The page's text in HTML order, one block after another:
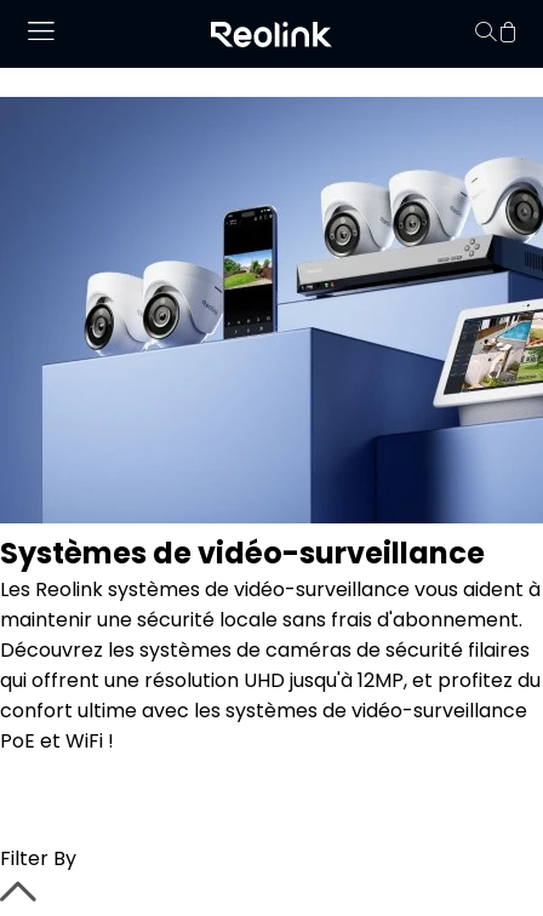
Systèmes de vidéo-surveillance
Les Reolink systèmes de vidéo-surveillance vous aident à
maintenir une sécurité locale sans frais d'abonnement.
Découvrez les systèmes de caméras de sécurité filaires
qui offrent une résolution UHD jusqu'à 12MP, et profitez du
confort ultime avec les systèmes de vidéo-surveillance
PoE et WiFi !
Filter By